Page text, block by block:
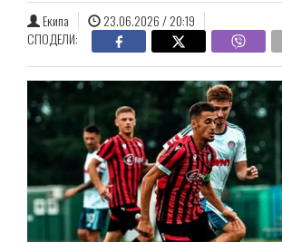
Екипа
23.06.2026 / 20:19
СПОДЕЛИ: